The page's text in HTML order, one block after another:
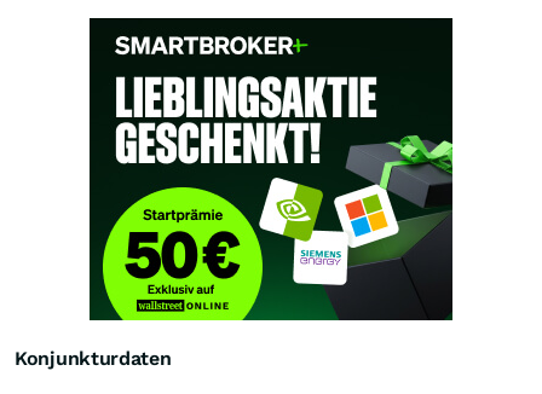
Konjunkturdaten